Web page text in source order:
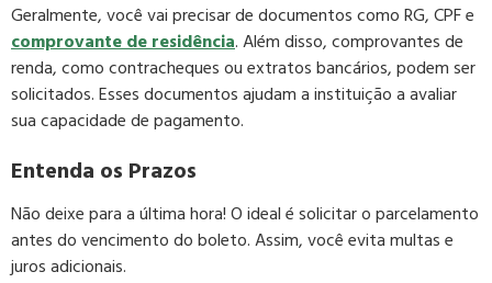
Geralmente, você vai precisar de documentos como RG, CPF e
comprovante de residência. Além disso, comprovantes de
renda, como contracheques ou extratos bancários, podem ser
solicitados. Esses documentos ajudam a instituição a avaliar
sua capacidade de pagamento.
Entenda os Prazos
Não deixe para a última hora! O ideal é solicitar o parcelamento
antes do vencimento do boleto. Assim, você evita multas e
juros adicionais.